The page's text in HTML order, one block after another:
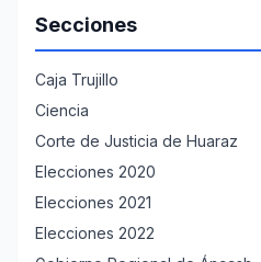
Secciones
Caja Trujillo
Ciencia
Corte de Justicia de Huaraz
Elecciones 2020
Elecciones 2021
Elecciones 2022